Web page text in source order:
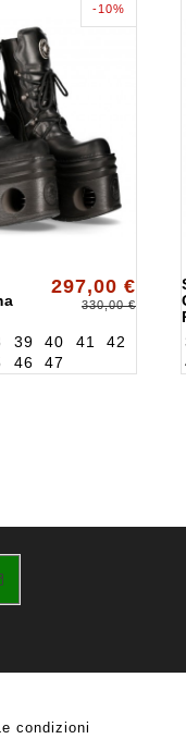
-10%
297,00 €
330,00 €
39 40 41
42
46 47
condizioni